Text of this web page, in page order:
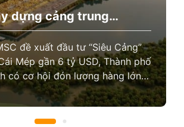
dựng cảng trung
tế Cần Giờ
đề xuất đầu tư “Siêu Cảng”
Mép gần 6 tỷ USD, Thành phố
có cơ hội đón lượng hàng lớn
chuyển qua Singapore